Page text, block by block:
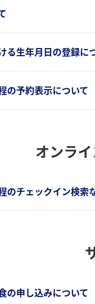
る生年月日の登録に
の予約表示について
オンラ
のチェックイン検
の申し込みについて